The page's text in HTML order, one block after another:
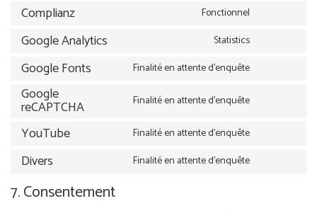
Complianz Fonctionnel
Google Analytics Statistics
Google Fonts Finalité en attente d’enquête
Google
reCAPTCHA Finalité en attente d’enquête
YouTube Finalité en attente d’enquête
Divers Finalité en attente d’enquête
7. Consentement